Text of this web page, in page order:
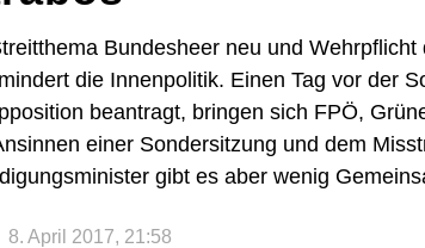
Bundesheer neu und
die Innenpolitik. Einen Tag vor der
beantragt, bringen sich FPÖ,
einer Sondersitzung und dem
gibt es aber wenig
8. April 2017, 21:58